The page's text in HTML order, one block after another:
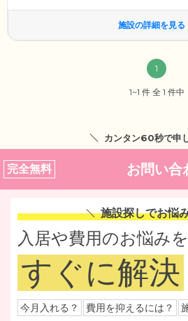
施設の詳細を見る
1
1~1 件 全 1 件中
カンタン60秒で申
完全無料 お問い合
施設探しでお悩
入居や費用のお悩みを
すぐに解決
今月入れる？ 費用を抑えるには？